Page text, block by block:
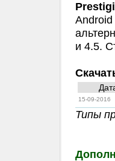
и 4.5.
15-09-2016
Типы